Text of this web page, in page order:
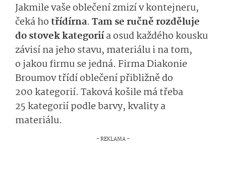
Jakmile vaše oblečení zmizí v kontejneru,
čeká hotřídírna. Tam se ručně rozděluje
do stovek kategoriía osud každého kousku
závisí na jeho stavu, materiálu i na tom,
o jakou firmu se jedná. Firma Diakonie
Broumov třídí oblečení přibližně do
200 kategorií. Taková košile má třeba
25 kategorií podle barvy, kvality a
materiálu.